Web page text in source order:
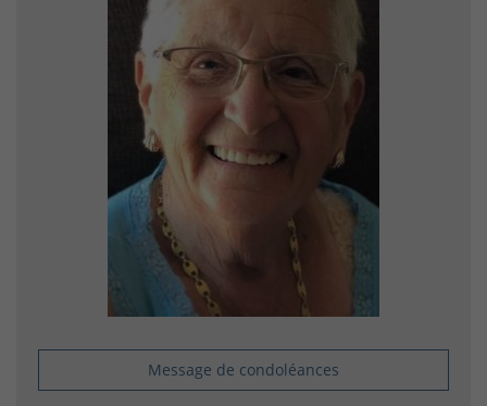
Message de condoléances